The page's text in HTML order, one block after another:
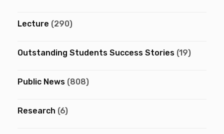
Lecture (290)
Outstanding Students Success Stories (19)
Public News (808)
Research (6)